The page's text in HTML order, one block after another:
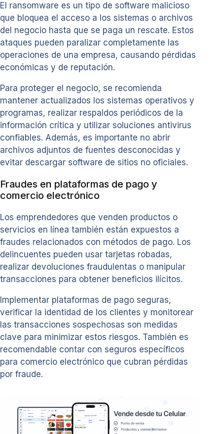
El ransomware es un tipo de software malicioso
que bloquea el acceso a los sistemas o archivos
del negocio hasta que se paga un rescate. Estos
ataques pueden paralizar completamente las
operaciones de una empresa, causando pérdidas
económicas y de reputación.
Para proteger el negocio, se recomienda
mantener actualizados los sistemas operativos y
programas, realizar respaldos periódicos de la
información crítica y utilizar soluciones antivirus
confiables. Además, es importante no abrir
archivos adjuntos de fuentes desconocidas y
evitar descargar software de sitios no oficiales.
Fraudes en plataformas de pago y
comercio electrónico
Los emprendedores que venden productos o
servicios en línea también están expuestos a
fraudes relacionados con métodos de pago. Los
delincuentes pueden usar tarjetas robadas,
realizar devoluciones fraudulentas o manipular
transacciones para obtener beneficios ilícitos.
Implementar plataformas de pago seguras,
verificar la identidad de los clientes y monitorear
las transacciones sospechosas son medidas
clave para minimizar estos riesgos. También es
recomendable contar con seguros específicos
para comercio electrónico que cubran pérdidas
por fraude.